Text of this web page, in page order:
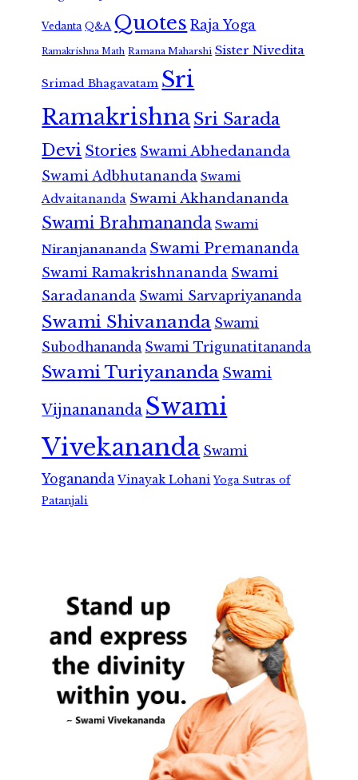
Vedanta Q&A Quotes Raja Yoga
Ramakrishna Math Ramana Maharshi Sister Nivedita
Srimad Bhagavatam Sri
RamakrishnaSri Sarada
Devi Stories Swami Abhedananda
Swami Adbhutananda Swami
Advaitananda Swami Akhandananda
Swami Brahmananda Swami
Niranjanananda Swami Premananda
Swami Ramakrishnananda Swami
Saradananda Swami Sarvapriyananda
Swami Shivananda Swami
Subodhananda Swami Trigunatitananda
Swami Turiyananda Swami
Vijnanananda Swami
Vivekananda Swami
Yogananda Vinayak Lohani Yoga Sutras of
Patanjali